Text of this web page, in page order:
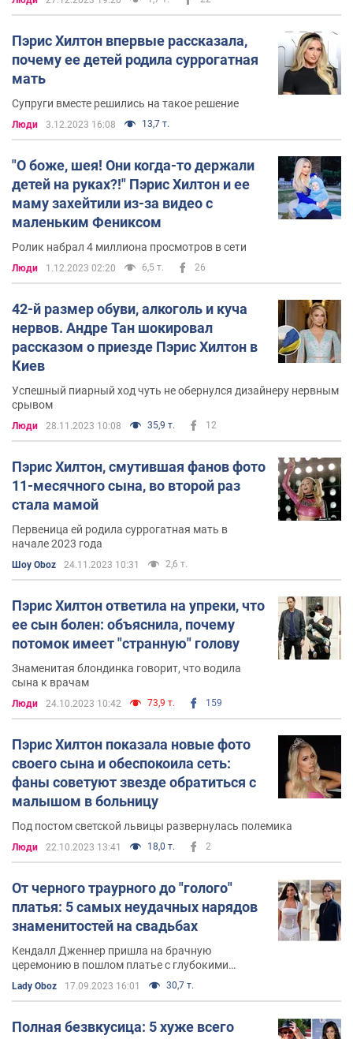
Пэрис Хилтон впервые рассказала,
почему ее детей родила суррогатная
мать
Супруги вместе решились на такое решение
Люди 3.12.2023 16:08 13,7 т.
"О боже, шея! Они когда-то держали
детей на руках?!" Пэрис Хилтон и ее
маму захейтили из-за видео с
маленьким Фениксом
Ролик набрал 4 миллиона просмотров в сети
Люди 1.12.2023 02:20 6,5 т. 26
42-й размер обуви, алкоголь и куча
нервов. Андре Тан шокировал
рассказом о приезде Пэрис Хилтон в
Киев
Успешный пиарный ход чуть не обернулся дизайнеру нервным
срывом
Люди 28.11.2023 10:08 35,9 т. 12
Пэрис Хилтон, смутившая фанов фото
11-месячного сына, во второй раз
стала мамой
Первеница ей родила суррогатная мать в
начале 2023 года
Шоу Oboz 24.11.2023 10:31 2,6 т.
Пэрис Хилтон ответила на упреки, что
ее сын болен: объяснила, почему
потомок имеет "странную" голову
Знаменитая блондинка говорит, что водила
сына к врачам
Люди 24.10.2023 10:42 73,9 т. 159
Пэрис Хилтон показала новые фото
своего сына и обеспокоила сеть:
фаны советуют звезде обратиться с
малышом в больницу
Под постом светской львицы развернулась полемика
Люди 22.10.2023 13:41 18,0 т. 2
От черного траурного до "голого"
платья: 5 самых неудачных нарядов
знаменитостей на свадьбах
Кендалл Дженнер пришла на брачную
церемонию в пошлом платье с глубокими
Lady Oboz 17.09.2023 16:01 30,7 т.
Полная безвкусица: 5 хуже всего